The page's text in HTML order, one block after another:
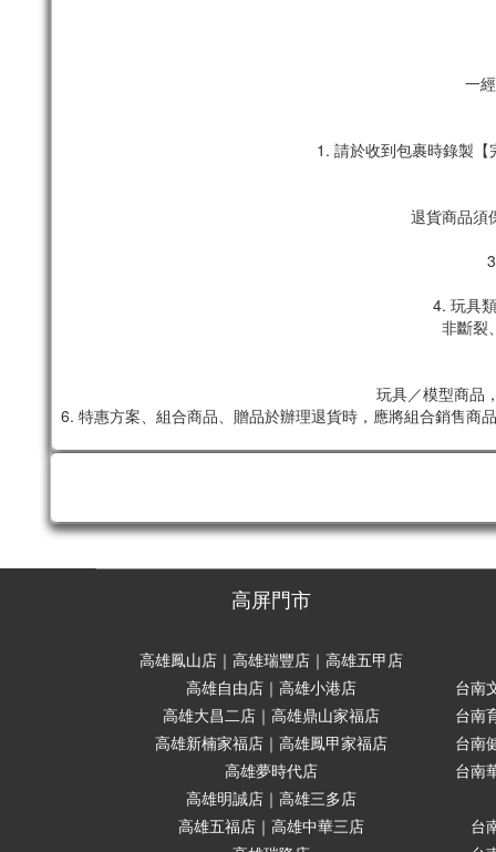
一
1. 請於收到包裹時錄製
退貨商品須
4. 玩具
非斷裂
玩具／模型商品
6. 特惠方案、組合商品、贈品於辦理退貨時，應將組合銷售商